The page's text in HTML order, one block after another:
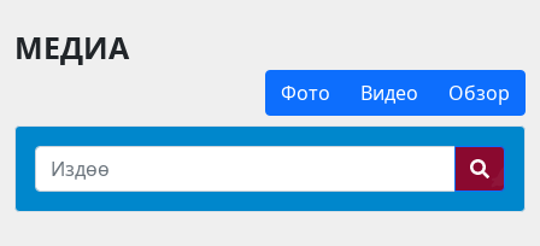
МЕДИА
Фото Видео Обзор